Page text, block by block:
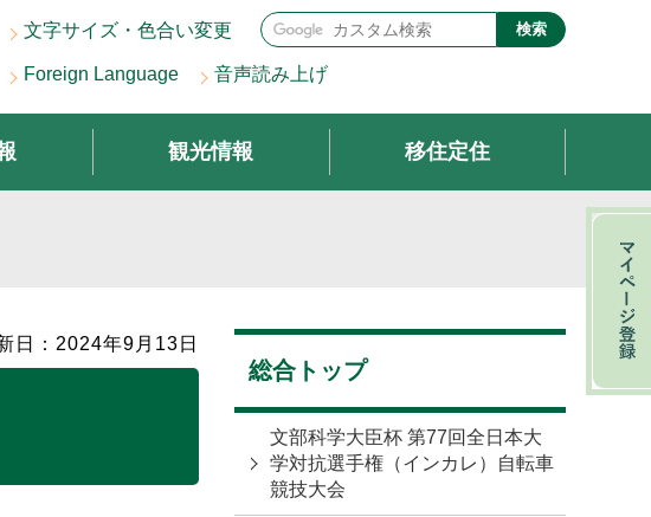
文字サイズ・色合い変更
Foreign Language 音声読み上げ
検索
観光情報 移住定住
日：2024年9月13日
総合トップ
文部科学大臣杯 第77回全日本大
学対抗選手権（インカレ）自転車
競技大会